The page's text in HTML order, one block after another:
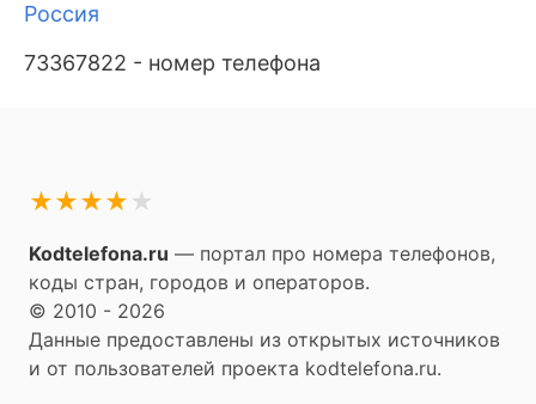
Россия
73367822 - номер телефона
★
★
★
★
★
Kodtelefona.ru — портал про номера телефонов,
коды стран, городов и операторов.
© 2010 - 2026
Данные предоставлены из открытых источников
и от пользователей проекта kodtelefona.ru.